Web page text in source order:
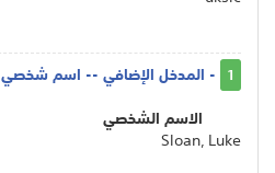
1 - المدخل الإضافي -- اسم شخصي
الاسم الشخصي
Sloan, Luke